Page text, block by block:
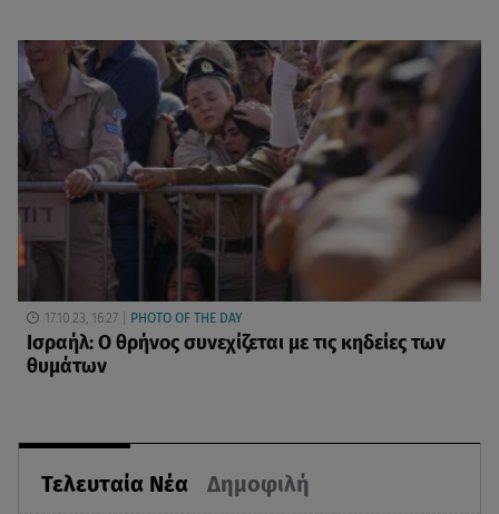
Τελευταία Νέα Δημοφιλή
17.10.23, 16:27 PHOTO OF THE DAY
Ισραήλ: Ο θρήνος συνεχίζεται με τις κηδείες των
θυμάτων